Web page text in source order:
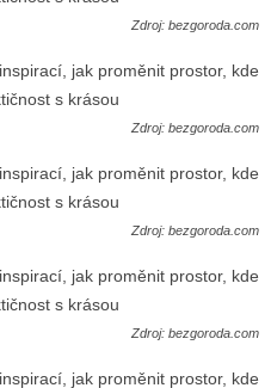
Zdroj: bezgoroda.com
Zdroj: bezgoroda.com
Zdroj: bezgoroda.com
Zdroj: bezgoroda.com